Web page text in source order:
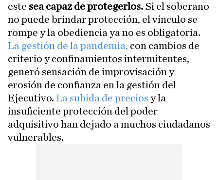
este sea capaz de protegerlos. Si el soberano
no puede brindar protección, el vínculo se
rompe y la obediencia ya no es obligatoria.
La gestión de la pandemia, con cambios de
criterio y confinamientos intermitentes,
generó sensación de improvisación y
erosión de confianza en la gestión del
Ejecutivo. La subida de precios y la
insuficiente protección del poder
adquisitivo han dejado a muchos ciudadanos
vulnerables.